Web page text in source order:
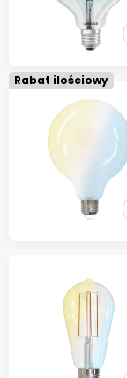
Rabat ilościowy